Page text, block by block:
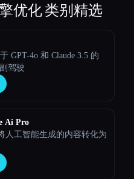
优化类别精选
GPT-4o 和 Claude 3.5 的
驾驶
Ai Pro
人工智能生成的内容转化为